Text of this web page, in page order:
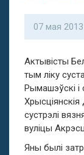
07 мая
Актывісты
тым ліку
Рымашэўскі і
сустрэлі
вуліцы
Яны былі